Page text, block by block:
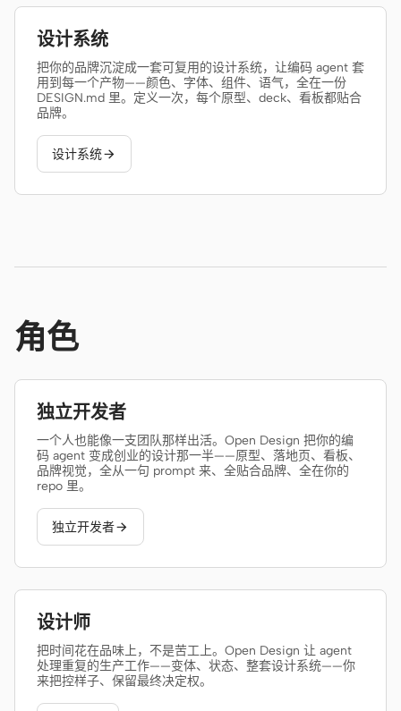
设计系统
把你的品牌沉淀成一套可复用的设计系统，让编码 agent 套
用到每一个产物——颜色、字体、组件、语气，全在一份
DESIGN.md 里。定义一次，每个原型、deck、看板都贴合
品牌。
设计系统
角色
独立开发者
一个人也能像一支团队那样出活。Open Design 把你的编
码 agent 变成创业的设计那一半——原型、落地页、看板、
品牌视觉，全从一句 prompt 来、全贴合品牌、全在你的
repo 里。
独立开发者
设计师
把时间花在品味上，不是苦工上。Open Design 让 agent
处理重复的生产工作——变体、状态、整套设计系统——你
来把控样子、保留最终决定权。